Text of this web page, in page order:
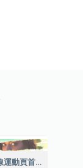
支持女童在線運動頁首橫幅廣告